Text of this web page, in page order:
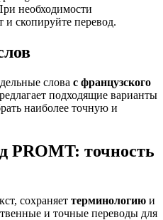
необходимости
и скопируйте перевод.
слова с французского
подходящие варианты
наиболее точную и
PROMT: точность
сохраняет терминологию и
и точные переводы для